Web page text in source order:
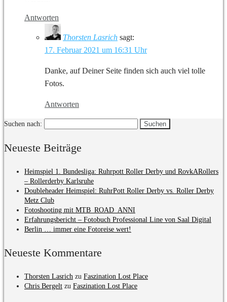
Antworten
Thorsten Lasrich sagt:
17. Februar 2021 um 16:31 Uhr
Danke, auf Deiner Seite finden sich auch viel tolle
Fotos.
Antworten
Suchen nach:
Neueste Beiträge
Heimspiel 1. Bundesliga: Ruhrpott Roller Derby und RovkARollers
– Rollerderby Karlsruhe
Doubleheader Heimspiel: RuhrPott Roller Derby vs. Roller Derby
Metz Club
Fotoshooting mit MTB_ROAD_ANNI
Erfahrungsbericht – Fotobuch Professional Line von Saal Digital
Berlin … immer eine Fotoreise wert!
Neueste Kommentare
Thorsten Lasrich zu Faszination Lost Place
Chris Bergelt zu Faszination Lost Place